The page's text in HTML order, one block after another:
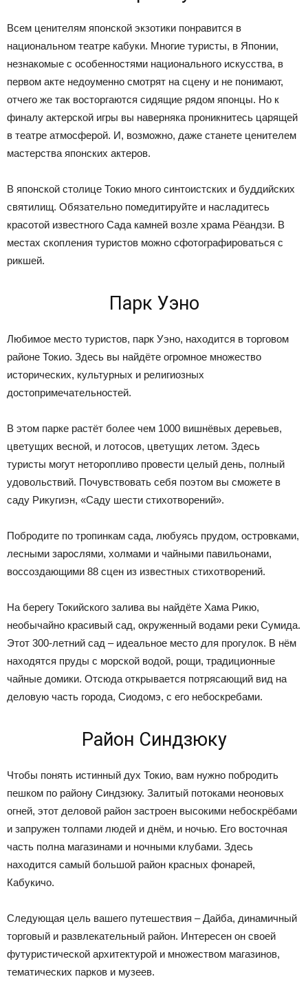
Всем ценителям японской экзотики понравится в
национальном театре кабуки. Многие туристы, в Японии,
незнакомые с особенностями национального искусства, в
первом акте недоуменно смотрят на сцену и не понимают,
отчего же так восторгаются сидящие рядом японцы. Но к
финалу актерской игры вы наверняка проникнитесь царящей
в театре атмосферой. И, возможно, даже станете ценителем
мастерства японских актеров.
В японской столице Токио много синтоистских и буддийских
святилищ. Обязательно помедитируйте и насладитесь
красотой известного Сада камней возле храма Рёандзи. В
местах скопления туристов можно сфотографироваться с
рикшей.
Парк Уэно
Любимое место туристов, парк Уэно, находится в торговом
районе Токио. Здесь вы найдёте огромное множество
исторических, культурных и религиозных
достопримечательностей.
В этом парке растёт более чем 1000 вишнёвых деревьев,
цветущих весной, и лотосов, цветущих летом. Здесь
туристы могут неторопливо провести целый день, полный
удовольствий. Почувствовать себя поэтом вы сможете в
саду Рикугиэн, «Саду шести стихотворений».
Побродите по тропинкам сада, любуясь прудом, островками,
лесными зарослями, холмами и чайными павильонами,
воссоздающими 88 сцен из известных стихотворений.
На берегу Токийского залива вы найдёте Хама Рикю,
необычайно красивый сад, окруженный водами реки Сумида.
Этот 300-летний сад – идеальное место для прогулок. В нём
находятся пруды с морской водой, рощи, традиционные
чайные домики. Отсюда открывается потрясающий вид на
деловую часть города, Сиодомэ, с его небоскребами.
Район Синдзюку
Чтобы понять истинный дух Токио, вам нужно побродить
пешком по району Синдзюку. Залитый потоками неоновых
огней, этот деловой район застроен высокими небоскрёбами
и запружен толпами людей и днём, и ночью. Его восточная
часть полна магазинами и ночными клубами. Здесь
находится самый большой район красных фонарей,
Кабукичо.
Следующая цель вашего путешествия – Дайба, динамичный
торговый и развлекательный район. Интересен он своей
футуристической архитектурой и множеством магазинов,
тематических парков и музеев.